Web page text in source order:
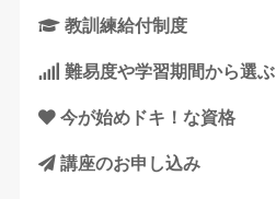
教訓練給付制度
難易度や学習期間から選ぶ
今が始めドキ！な資格
講座のお申し込み